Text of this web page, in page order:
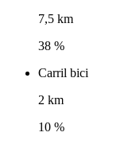
7,5 km
38 %
Carril bici
2 km
10 %